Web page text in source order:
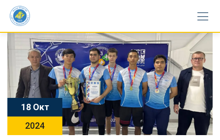
Skip
content
18 Окт
2024